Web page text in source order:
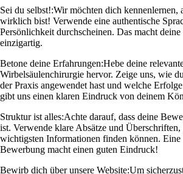
Sei du selbst!:Wir möchten dich kennenlernen,
wirklich bist! Verwende eine authentische
Persönlichkeit durchscheinen. Das macht
einzigartig.
Betone deine Erfahrungen:Hebe deine
Wirbelsäulenchirurgie hervor. Zeige uns, wie
der Praxis angewendet hast und welche
gibt uns einen klaren Eindruck von deinem
Struktur ist alles:Achte darauf, dass deine
ist. Verwende klare Absätze und
wichtigsten Informationen finden können. Eine
Bewerbung macht einen guten Eindruck!
Bewirb dich über unsere Website:Um